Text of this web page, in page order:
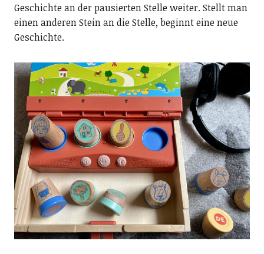
Geschichte an der pausierten Stelle weiter. Stellt man
einen anderen Stein an die Stelle, beginnt eine neue
Geschichte.